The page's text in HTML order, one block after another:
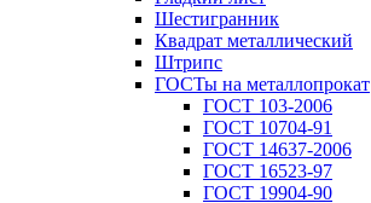
Шестигранник
Квадрат металлический
Штрипс
ГОСТы на металлопрокат
ГОСТ 103-2006
ГОСТ 10704-91
ГОСТ 14637-2006
ГОСТ 16523-97
ГОСТ 19904-90